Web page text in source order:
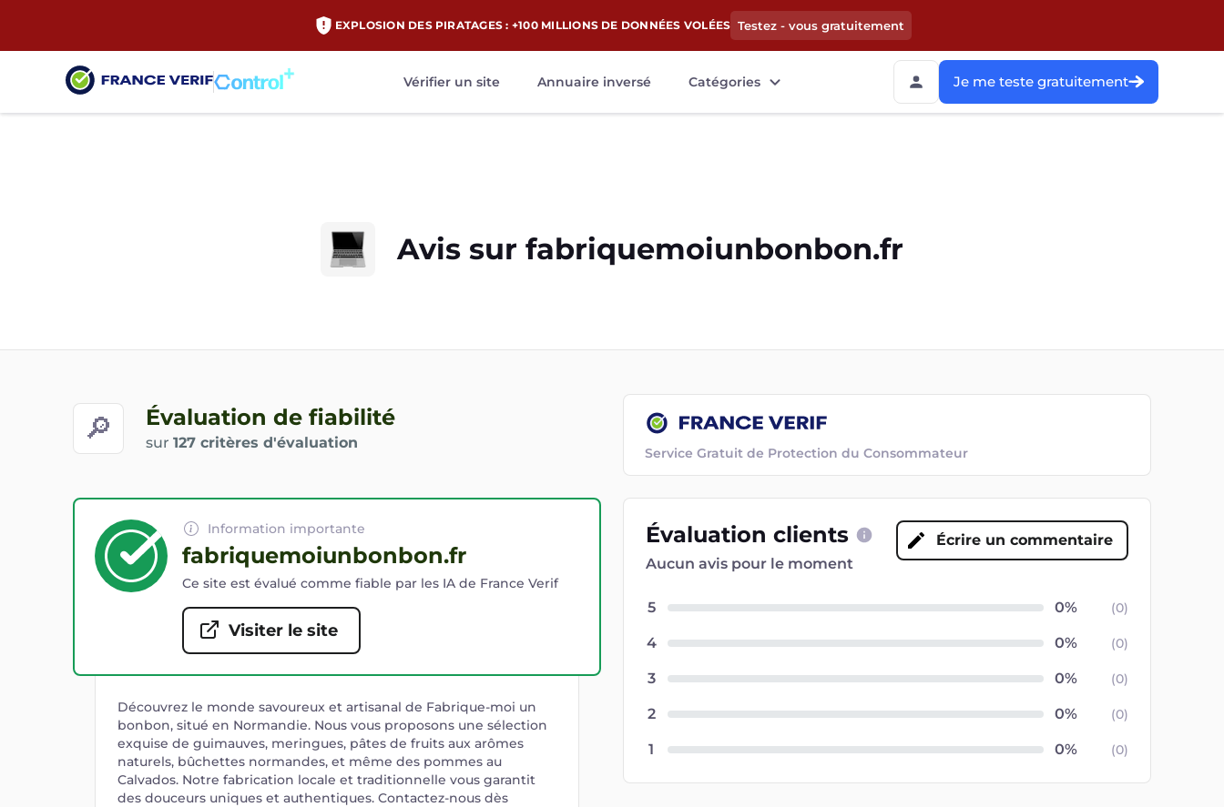
EXPLOSION DES PIRATAGES : +100 MILLIONS DE DONNÉES VOLÉES Testez - vous gratuitement
Vérifier un site Annuaire inversé Catégories Je me teste gratuitement
Avis sur fabriquemoiunbonbon.fr
🔎 Évaluation de fiabilité
sur 127 critères d'évaluation
Service Gratuit de Protection du Consommateur
Information importante
fabriquemoiunbonbon.fr
Ce site est évalué comme fiable par les IA de France Verif
Visiter le site
Découvrez le monde savoureux et artisanal de Fabrique-moi un
bonbon, situé en Normandie. Nous vous proposons une sélection
exquise de guimauves, meringues, pâtes de fruits aux arômes
naturels, bûchettes normandes, et même des pommes au
Calvados. Notre fabrication locale et traditionnelle vous garantit
des douceurs uniques et authentiques. Contactez-nous dès
Évaluation clients
Aucun avis pour le moment
Écrire un commentaire
5 (0)
4 (0)
3 (0)
2 (0)
1 (0)